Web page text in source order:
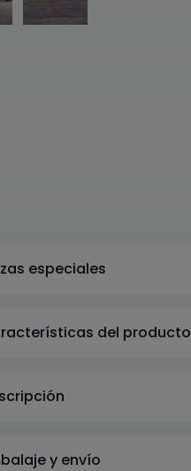
especiales
del producto
y envío